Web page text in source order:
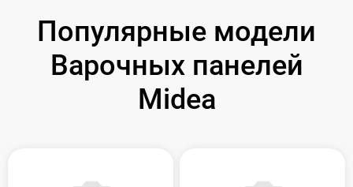
Популярные модели
Варочных панелей
Midea